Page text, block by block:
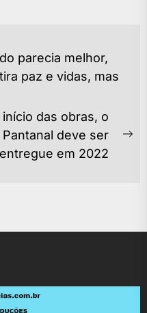
parecia melhor,
paz e vidas, mas
das obras, o
deve ser
entregue em 2022